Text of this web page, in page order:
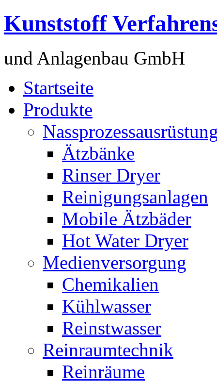
Kunststoff
und Anlagenbau GmbH
Startseite
Produkte
Ätzbänke
Rinser Dryer
Reinigungsanlagen
Mobile Ätzbäder
Hot Water Dryer
Medienversorgung
Chemikalien
Kühlwasser
Reinstwasser
Reinraumtechnik
Reinräume